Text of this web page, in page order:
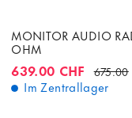
MONITOR AUDIO
OHM
639.00 CHF 675.00
Im Zentrallager